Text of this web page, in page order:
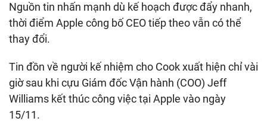
Nguồn tin nhấn mạnh dù kế hoạch được đẩy nhanh,
thời điểm Apple công bố CEO tiếp theo vẫn có thể
thay đổi.
Tin đồn về người kế nhiệm cho Cook xuất hiện chỉ vài
giờ sau khi cựu Giám đốc Vận hành (COO) Jeff
Williams kết thúc công việc tại Apple vào ngày
15/11.